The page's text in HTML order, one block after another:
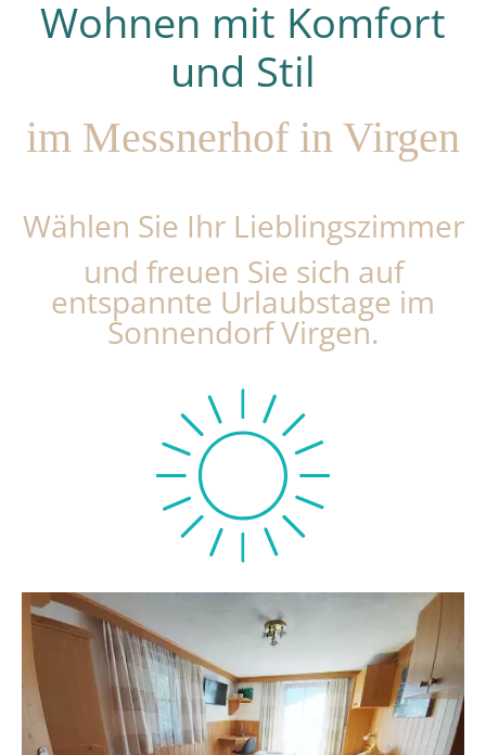
Wohnen mit Komfort
und Stil
im Messnerhof in Virgen
Wählen Sie Ihr Lieblingszimmer
und freuen Sie sich auf
entspannte Urlaubstage im
Sonnendorf Virgen.